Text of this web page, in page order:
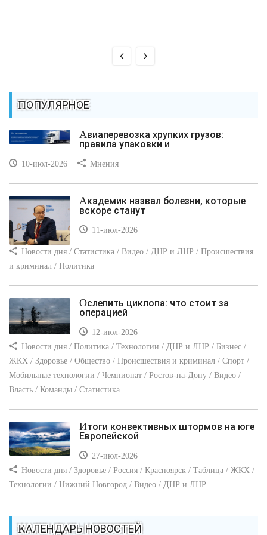
ПОПУЛЯРНОЕ
Авиаперевозка хрупких грузов:
правила упаковки и
10-июл-2026 Мнения
Академик назвал болезни, которые
вскоре станут
11-июл-2026
Новости дня / Статистика / Видео / ДНР и ЛНР / Происшествия
и криминал / Политика
Ослепить циклопа: что стоит за
операцией
12-июл-2026
Новости дня / Политика / Технологии / ДНР и ЛНР / Бизнес /
ЖКХ / Здоровье / Общество / Происшествия и криминал / Спорт /
Мобильные технологии / Чемпионат / Ростов-на-Дону / Видео /
Власть / Команды / Статистика
Итоги конвективных штормов на юге
Европейской
27-июл-2026
Новости дня / Здоровье / Россия / Красноярск / Таблица / ЖКХ /
Технологии / Нижний Новгород / Видео / ДНР и ЛНР
КАЛЕНДАРЬ НОВОСТЕЙ